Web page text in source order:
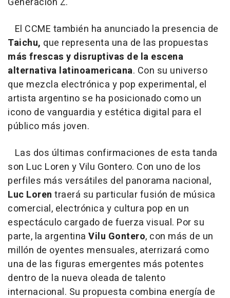
El CCME también ha anunciado la presencia de
Taichu, que representa una de las propuestas
más frescas y disruptivas de la escena
alternativa latinoamericana. Con su universo
que mezcla electrónica y pop experimental, el
artista argentino se ha posicionado como un
icono de vanguardia y estética digital para el
público más joven.
Las dos últimas confirmaciones de esta tanda
son Luc Loren y Vilu Gontero. Con uno de los
perfiles más versátiles del panorama nacional,
Luc Loren traerá su particular fusión de música
comercial, electrónica y cultura pop en un
espectáculo cargado de fuerza visual. Por su
parte, la argentina Vilu Gontero, con más de un
millón de oyentes mensuales, aterrizará como
una de las figuras emergentes más potentes
dentro de la nueva oleada de talento
internacional. Su propuesta combina energía de